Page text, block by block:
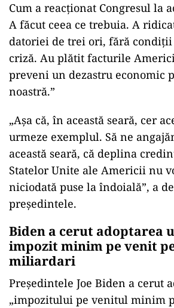
Cum a reacţionat Congresul la
A făcut ceea ce trebuia. A
datoriei de trei ori, fără
criză. Au plătit facturile
preveni un dezastru economic
noastră.”
„Aşa că, în această seară, cer
urmeze exemplul. Să ne
această seară, că deplina
Statelor Unite ale Americii nu
niciodată puse la îndoială”, a
preşedintele.
Biden a cerut adoptarea
impozit minim pe venit
miliardari
Preşedintele Joe Biden a cerut
„impozitului pe venitul minim